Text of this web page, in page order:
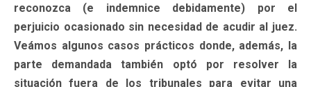
reconozca (e indemnice debidamente) por el
perjuicio ocasionado sin necesidad de acudir al juez.
Veámos algunos casos prácticos donde, además, la
parte demandada también optó por resolver la
situación fuera de los tribunales para evitar una